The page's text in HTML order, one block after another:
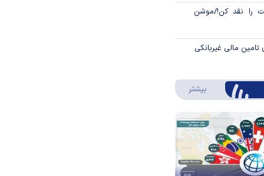
را نقد کن!/موشن
تامین مالی غیربانکی
بیشتر درباره اینفوگرافیک